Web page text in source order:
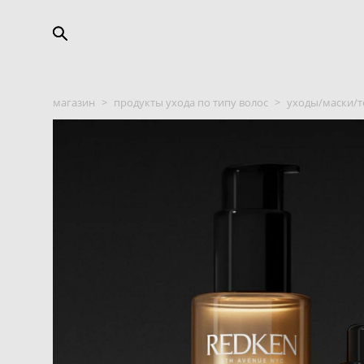
магазин > продукты ухода по типу волос > уходы/маски/